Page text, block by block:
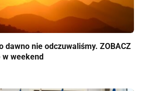
dawno nie odczuwaliśmy. ZOBACZ
w weekend